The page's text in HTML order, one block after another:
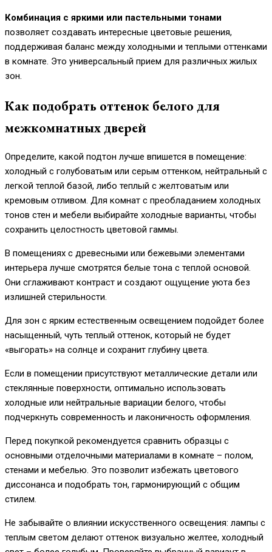
Комбинация с яркими или пастельными тонами
позволяет создавать интересные цветовые решения,
поддерживая баланс между холодными и теплыми оттенками
в комнате. Это универсальный прием для различных жилых
зон.
Как подобрать оттенок белого для
межкомнатных дверей
Определите, какой подтон лучше впишется в помещение:
холодный с голубоватым или серым оттенком, нейтральный с
легкой теплой базой, либо теплый с желтоватым или
кремовым отливом. Для комнат с преобладанием холодных
тонов стен и мебели выбирайте холодные варианты, чтобы
сохранить целостность цветовой гаммы.
В помещениях с древесными или бежевыми элементами
интерьера лучше смотрятся белые тона с теплой основой.
Они сглаживают контраст и создают ощущение уюта без
излишней стерильности.
Для зон с ярким естественным освещением подойдет более
насыщенный, чуть теплый оттенок, который не будет
«выгорать» на солнце и сохранит глубину цвета.
Если в помещении присутствуют металлические детали или
стеклянные поверхности, оптимально использовать
холодные или нейтральные вариации белого, чтобы
подчеркнуть современность и лаконичность оформления.
Перед покупкой рекомендуется сравнить образцы с
основными отделочными материалами в комнате – полом,
стенами и мебелью. Это позволит избежать цветового
диссонанса и подобрать тон, гармонирующий с общим
стилем.
Не забывайте о влиянии искусственного освещения: лампы с
теплым светом делают оттенок визуально желтее, холодный